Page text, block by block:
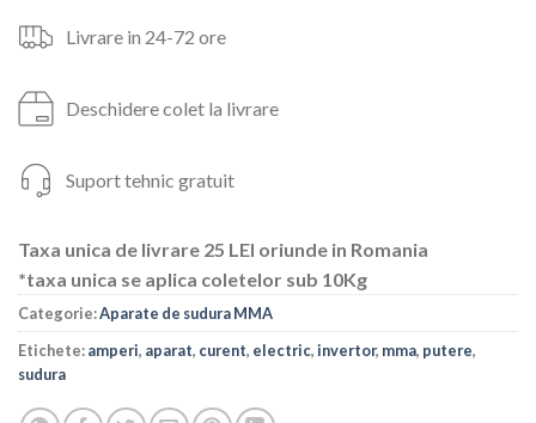
Livrare in 24-72 ore
Deschidere colet la livrare
Suport tehnic gratuit
Taxa unica de livrare 25 LEI oriunde in Romania
*taxa unica se aplica coletelor sub 10Kg
Categorie:Aparate de sudura MMA
Etichete:amperi, aparat, curent, electric,invertor, mma, putere,
sudura